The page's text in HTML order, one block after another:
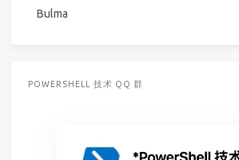
Bulma
POWERSHELL 技术 QQ 群